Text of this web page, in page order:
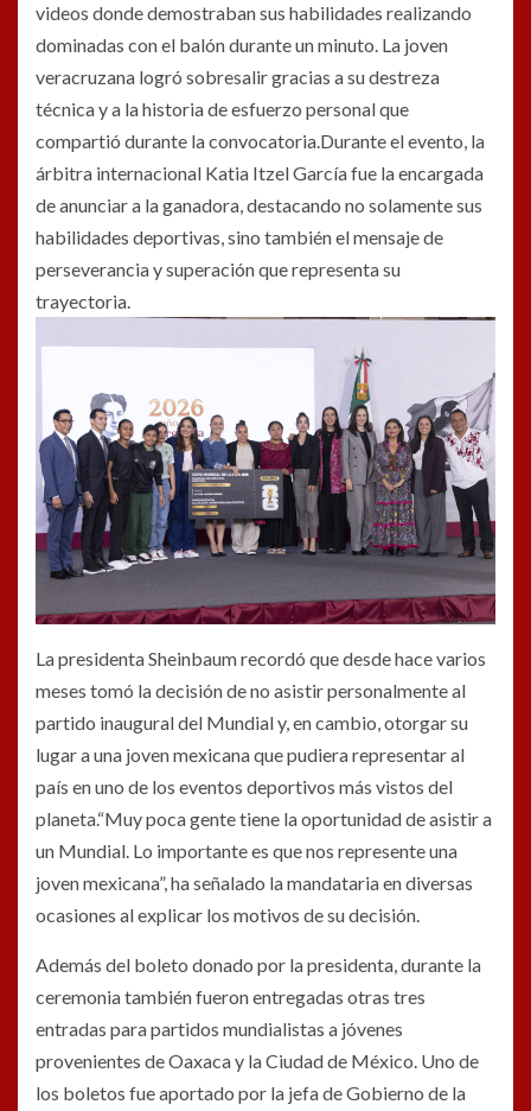
videos donde demostraban sus habilidades realizando
dominadas con el balón durante un minuto. La joven
veracruzana logró sobresalir gracias a su destreza
técnica y a la historia de esfuerzo personal que
compartió durante la convocatoria.Durante el evento, la
árbitra internacional Katia Itzel García fue la encargada
de anunciar a la ganadora, destacando no solamente sus
habilidades deportivas, sino también el mensaje de
perseverancia y superación que representa su
trayectoria.
La presidenta Sheinbaum recordó que desde hace varios
meses tomó la decisión de no asistir personalmente al
partido inaugural del Mundial y, en cambio, otorgar su
lugar a una joven mexicana que pudiera representar al
país en uno de los eventos deportivos más vistos del
planeta.“Muy poca gente tiene la oportunidad de asistir a
un Mundial. Lo importante es que nos represente una
joven mexicana”, ha señalado la mandataria en diversas
ocasiones al explicar los motivos de su decisión.
Además del boleto donado por la presidenta, durante la
ceremonia también fueron entregadas otras tres
entradas para partidos mundialistas a jóvenes
provenientes de Oaxaca y la Ciudad de México. Uno de
los boletos fue aportado por la jefa de Gobierno de la